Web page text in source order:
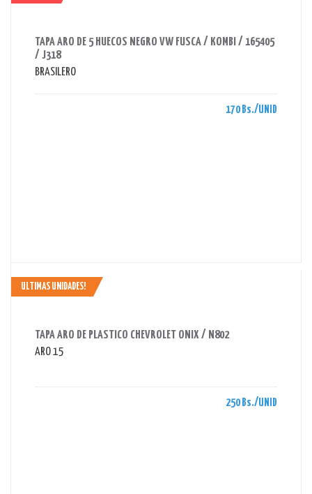
TAPA ARO DE 5 HUECOS NEGRO VW FUSCA / KOMBI / 165405
/ J318
BRASILERO
170 Bs./UNID
ULTIMAS UNIDADES!
TAPA ARO DE PLASTICO CHEVROLET ONIX / N802
ARO 15
250 Bs./UNID